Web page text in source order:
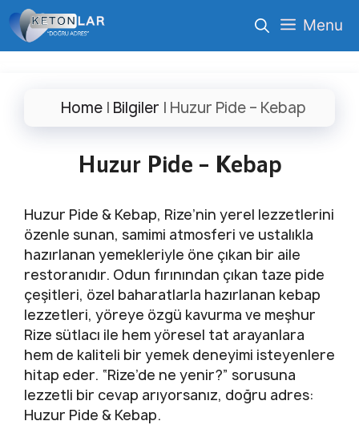
İçeriğe
atla
Menu
Home | Bilgiler | Huzur Pide – Kebap
Huzur Pide – Kebap
Huzur Pide & Kebap, Rize’nin yerel lezzetlerini
özenle sunan, samimi atmosferi ve ustalıkla
hazırlanan yemekleriyle öne çıkan bir aile
restoranıdır. Odun fırınından çıkan taze pide
çeşitleri, özel baharatlarla hazırlanan kebap
lezzetleri, yöreye özgü kavurma ve meşhur
Rize sütlacı ile hem yöresel tat arayanlara
hem de kaliteli bir yemek deneyimi isteyenlere
hitap eder. “Rize’de ne yenir?” sorusuna
lezzetli bir cevap arıyorsanız, doğru adres:
Huzur Pide & Kebap.